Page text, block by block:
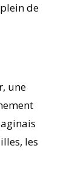
de
une
les